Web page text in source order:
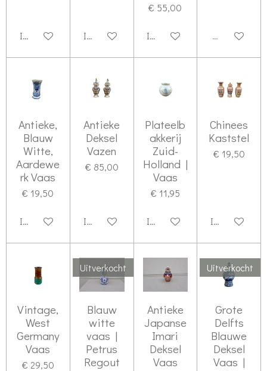
In winkelwagen In winkelwagen
€ 55,00
In winkelwagen Uitverkocht
Antieke,
Blauw
Witte,
Aardewe
rk Vaas
€ 19,50
In winkelwagen
Antieke
Deksel
Vazen
€ 85,00
In winkelwagen
Plateelb
akkerij
Zuid-
Holland |
Vaas
€ 11,95
In winkelwagen
Chinees
Kaststel
€ 19,50
In
Vintage,
West
Germany
Vaas
€ 29,50
Uitverkocht
Blauw
witte
vaas |
Petrus
Regout
Antieke
Japanse
Imari
Deksel
Vaas
Uitverkocht
Grote
Delfts
Blauwe
Deksel
Vaas |